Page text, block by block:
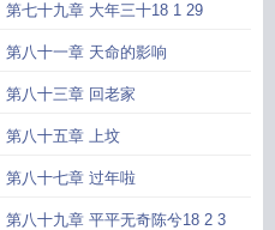
第七十九章 大年三十18 1 29
第八十一章 天命的影响
第八十三章 回老家
第八十五章 上坟
第八十七章 过年啦
第八十九章 平平无奇陈兮18 2 3